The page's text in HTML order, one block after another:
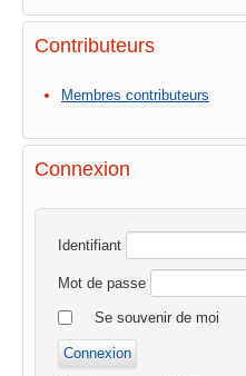
Contributeurs
Membres contributeurs
Connexion
Identifiant
Mot de passe
Se souvenir de moi